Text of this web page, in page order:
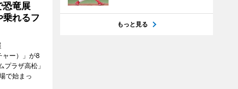
恐竜展
乗れるフ
ャー）」が8
プラザ高松」
で始まっ
もっと見る